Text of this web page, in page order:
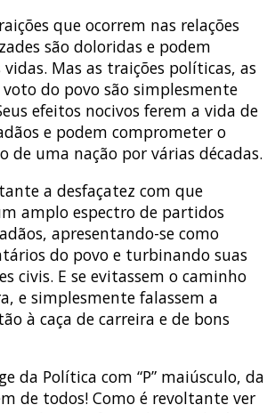
que ocorrem nas relações
são doloridas e podem
Mas as traições políticas, as
do povo são simplesmente
efeitos nocivos ferem a vida de
e podem comprometer o
de uma nação por várias décadas.
a desfaçatez com que
amplo espectro de partidos
apresentando-se como
do povo e turbinando suas
civis. E se evitassem o caminho
e simplesmente falassem a
à caça de carreira e de bons
da Política com “P” maiúsculo, da
de todos! Como é revoltante ver